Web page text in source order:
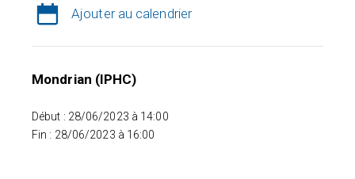
Ajouter au calendrier
Mondrian (IPHC)
Début : 28/06/2023 à 14:00
Fin : 28/06/2023 à 16:00